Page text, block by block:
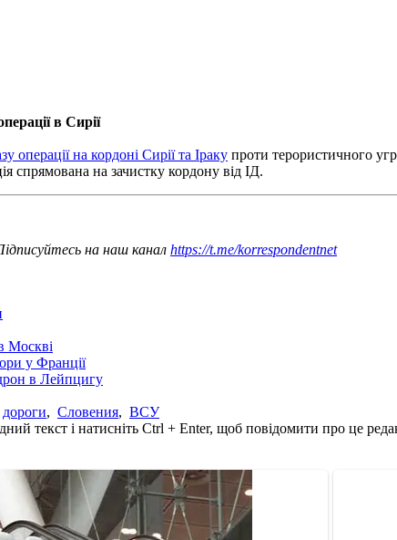
в Сирії
операції на кордоні Сирії та Іраку проти терористичного
спрямована на зачистку кордону від ІД.
на наш канал https://t.me/korrespondentnet
Москві
у Франції
в Лейпцигу
дороги, Словения, ВСУ
текст і натисніть Ctrl + Enter, щоб повідомити про це